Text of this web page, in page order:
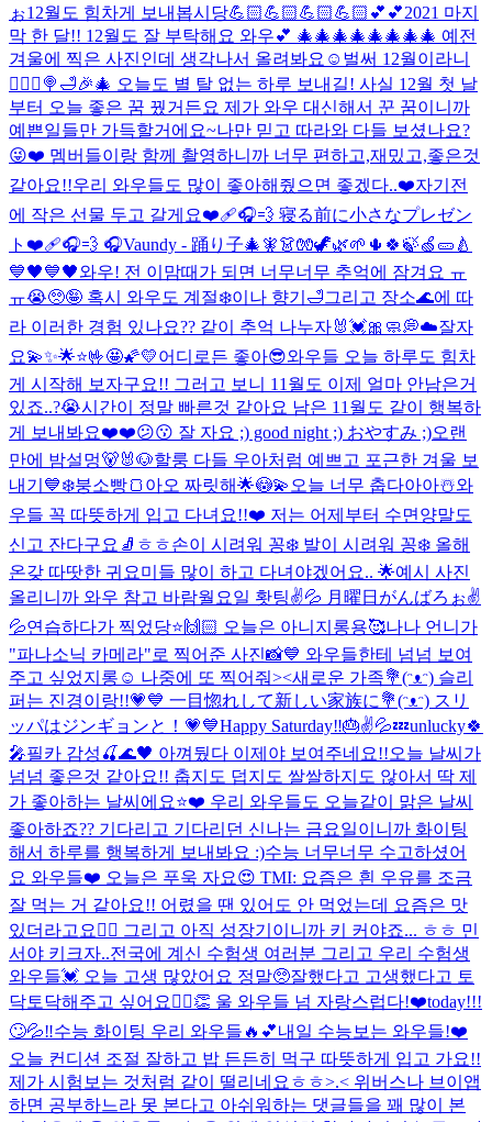
ぉ12월도 힘차게 보내봅시당💪🏻💪🏻💪🏻💪🏻💕💕2021 마지
막 한 달!! 12월도 잘 부탁해요 와우💕 🎄🎄🎄🎄🎄🎄🎄🎄 예전
겨울에 찍은 사진인데 생각나서 올려봐요☺️ 벌써 12월이라니
🧚🏻‍♀️🍭🛁🎉🎄 오늘도 별 탈 없는 하루 보내길! 사실 12월 첫 날
부터 오늘 좋은 꿈 꿨거든요 제가 와우 대신해서 꾼 꿈이니까
예쁜일들만 가득할거에요~나만 믿고 따라와 다들 보셨나요?
😜❤️ 멤버들이랑 함께 촬영하니까 너무 편하고,재밌고,좋은것
같아요!!우리 와우들도 많이 좋아해줬으면 좋겠다..❤️자기전
에 작은 선물 두고 갈게요❤️‍🩹🎧💨 寝る前に小さなプレゼン
ト❤️‍🩹🎧💨 🎧Vaundy - 踊り子🎄🧚👗🧤🦖🌿🌱🌵🍀🍃🍏🥒🍐
💙🖤💙🖤와우! 전 이맘때가 되면 너무너무 추억에 잠겨요 ㅠ
ㅠ😭🥺🤪 혹시 와우도 계절❄️이나 향기🛁그리고 장소🌊에 따
라 이러한 경험 있나요?? 같이 추억 나누자🐰💓🎀 🧼💭☁️잘자
요💫✨🌟⭐️🤟🤩🌠💛어디로든 좋아😎와우들 오늘 하루도 힘차
게 시작해 보자구요!! 그러고 보니 11월도 이제 얼마 안남은거
있죠..?😭시간이 정말 빠른것 같아요 남은 11월도 같이 행복하
게 보내봐요❤️❤️😕😗 잘 자요 ;) good night ;) おやすみ ;)오랜
만에 밤설멍🐻🐰🐶할룽 다들 우아처럼 예쁘고 포근한 겨울 보
내기💙❄️붕소빵🍞 아오 짜릿해🌟😳💫 오늘 너무 춥다아아☃️와
우들 꼭 따뜻하게 입고 다녀요!!❤️ 저는 어제부터 수면양말도
신고 잔다구요🧦ㅎㅎ손이 시려워 꽁❄️ 발이 시려워 꽁❄️ 올해
온갖 따땃한 귀요미들 많이 하고 다녀야겠어요.. 🌟예시 사진
올리니까 와우 참고 바람월요일 홧팅✌️💦 月曜日がんばろぉ✌️
💦연습하다가 찍었당⭐️🙌🏻 오늘은 아니지롱용🥰나나 언니가
"파나소닉 카메라"로 찍어준 사진📸💙 와우들한테 넘넘 보여
주고 싶었지롱☺️ 나중에 또 찍어줘><새로운 가족💐(ᵔᴥᵔ) 슬리
퍼는 진경이랑!!💗💙 一目惚れして新しい家族に💐(ᵔᴥᵔ) スリ
ッパはジンギョンと！💗💙Happy Saturday‼️🎂✌️💦💤unlucky🍀
🎤필카 감성🍒🌊🖤 아껴뒀다 이제야 보여주네요!!오늘 날씨가
넘넘 좋은것 같아요!! 춥지도 덥지도 쌀쌀하지도 않아서 딱 제
가 좋아하는 날씨에요⭐️❤️ 우리 와우들도 오늘같이 맑은 날씨
좋아하죠?? 기다리고 기다리던 신나는 금요일이니까 화이팅
해서 하루를 행복하게 보내봐요 :)수능 너무너무 수고하셨어
요 와우들❤️ 오늘은 푸욱 자요😍 TMI: 요즘은 흰 우유를 조금
잘 먹는 거 같아요!! 어렸을 땐 있어도 안 먹었는데 요즘은 맛
있더라고요👍🏻 그리고 아직 성장기이니까 키 커야죠... ㅎㅎ 민
서야 키크자..전국에 계신 수험생 여러분 그리고 우리 수험생
와우들💓 오늘 고생 많았어요 정말🥺잘했다고 고생했다고 토
닥토닥해주고 싶어요🙆‍♀️👏 울 와우들 넘 자랑스럽다!❤️today!!!
🙄💦‼️수능 화이팅 우리 와우들🔥💕내일 수능보는 와우들!❤️
오늘 컨디션 조절 잘하고 밥 든든히 먹구 따뜻하게 입고 가요!!
제가 시험보는 것처럼 같이 떨리네요ㅎㅎ>.< 위버스나 브이앱
하면 공부하느라 못 본다고 아쉬워하는 댓글들을 꽤 많이 본